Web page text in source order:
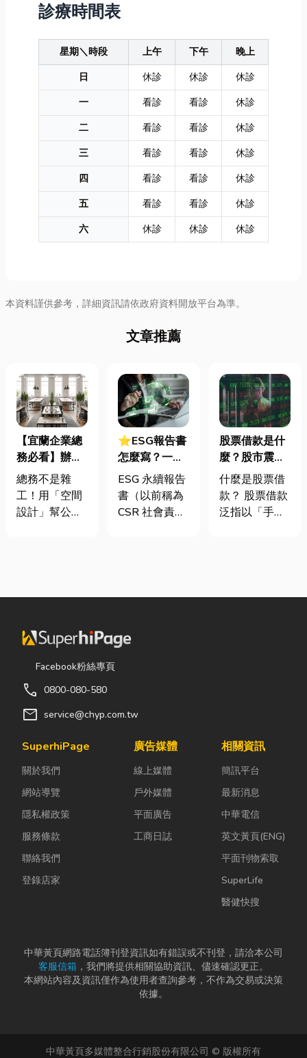
診療時間表
星期＼時段 上午 下午
晚上
日
休診 休診
休診
一
看診 看診
休診
二
看診 看診
休診
三
看診 看診
休診
四
看診 看診
休診
五
看診 看診
休診
六
休診 休診 休診
本資料謹供參考，詳細資訊請依政府資料開放平台為準。
文章推薦
【宜蘭企業總
務必看】辦公
室如何打造高
效能職場？從
辦公桌椅、系
總務不是雜
工！用「空間
設計」幫公司
公室時，常覺
缺東西時「壞
什麼補什麼」
就好，但這種
花了大錢，卻
換來員工抱怨
辦公室空間設
司賺錢的戰
略！真正厲
害...
⭐ESG報告書
怎麼寫？一定
要上市櫃才寫
嗎？3步驟擺
脫綠色轉型焦
ESG 永續報告
書（以前稱為
CSR 社會責任
責任（S）與
度營運成果的
表」與「永續
多中小企業主
又不是上市櫃
公司，為...
股票借款是什
麼？股市震盪|
股票借款、股
票質借、當鋪
借款完整比較
什麼是股票借
款？ 股票借款
泛指以「手中
的融資方式，
為證券公司的
行的有價證券
貸款，以...
Facebook粉絲專頁
call 0800-080-580
mail service@chyp.com.tw
SuperhiPage
關於我們
網站導覽
隱私權政策
服務條款
聯絡我們
登錄店家
廣告媒體
線上媒體
戶外媒體
平面廣告
工商日誌
相關資訊
簡訊平台
最新消息
中華電信
英文黃頁(ENG)
平面刊物索取
SuperLife
醫健快搜
中華黃頁網路電話簿刊登資訊如有錯誤或不刊登，請洽本公司
客服信箱 ，我們將提供相關協助資訊、儘速確認更正。
本網站內容及資訊僅作為使用者查詢參考，不作為交易或決策
依據。
中華黃頁多媒體整合行銷股份有限公司 © 版權所有